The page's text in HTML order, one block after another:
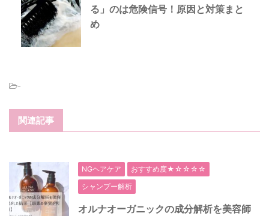
る」のは危険信号！原因と対策まと
め
-
関連記事
NGヘアケア
おすすめ度★☆☆☆☆
シャンプー解析
オルナオーガニックの成分解析を美容師